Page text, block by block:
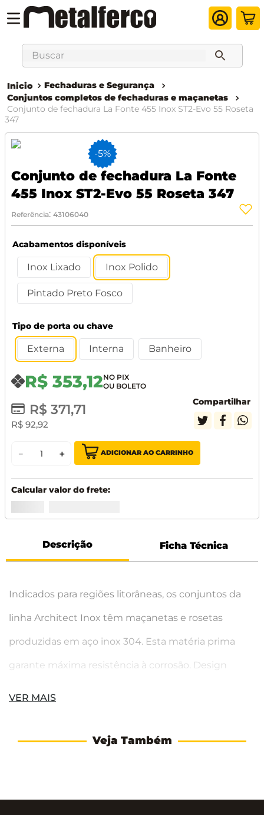
Buscar
Fechaduras e Segurança
Conjuntos completos de fechaduras e maçanetas
Conjunto de fechadura La Fonte 455 Inox ST2-Evo 55 Roseta
347
-5%
Conjunto de fechadura La Fonte
455 Inox ST2-Evo 55 Roseta 347
Referência: 43106040
Acabamentos disponíveis
Inox Lixado Inox Polido
Pintado Preto Fosco
Tipo de porta ou chave
Externa Interna Banheiro
R$ 353,12
R$ 371,71
R$ 92,92
Compartilhar
＋
－ ADICIONAR AO CARRINHO
Descrição Ficha Técnica
Indicados para regiões litorâneas, os conjuntos da
linha Architect Inox têm maçanetas e rosetas
produzidas em aço inox 304. Esta matéria prima
garante máxima resistência à corrosão. Design
VER MAIS
Veja Também